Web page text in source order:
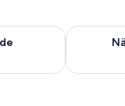
für dieses